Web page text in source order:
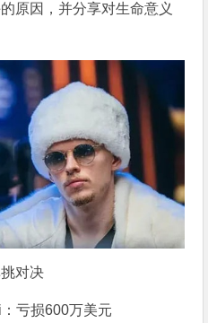
原因，并分享对生命意义
对决
亏损600万美元